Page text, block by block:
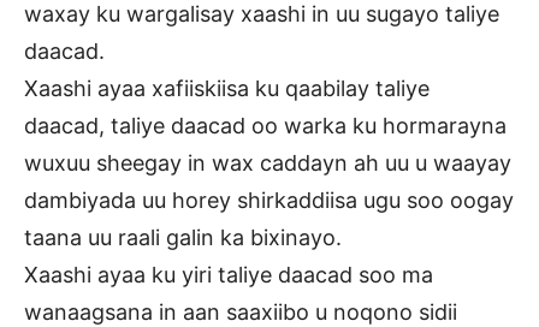
waxay ku wargalisay xaashi in uu sugayo taliye
daacad.
Xaashi ayaa xafiiskiisa ku qaabilay taliye
daacad, taliye daacad oo warka ku hormarayna
wuxuu sheegay in wax caddayn ah uu u waayay
dambiyada uu horey shirkaddiisa ugu soo oogay
taana uu raali galin ka bixinayo.
Xaashi ayaa ku yiri taliye daacad soo ma
wanaagsana in aan saaxiibo u noqono sidii